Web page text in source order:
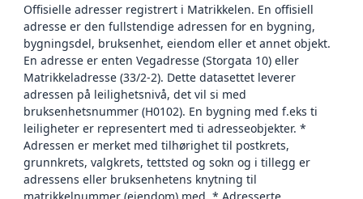
Offisielle adresser registrert i Matrikkelen. En offisiell
adresse er den fullstendige adressen for en bygning,
bygningsdel, bruksenhet, eiendom eller et annet objekt.
En adresse er enten Vegadresse (Storgata 10) eller
Matrikkeladresse (33/2-2). Dette datasettet leverer
adressen på leilighetsnivå, det vil si med
bruksenhetsnummer (H0102). En bygning med f.eks ti
leiligheter er representert med ti adresseobjekter. *
Adressen er merket med tilhørighet til postkrets,
grunnkrets, valgkrets, tettsted og sokn og i tillegg er
adressens eller bruksenhetens knytning til
matrikkelnummer (eiendom) med. * Adresserte